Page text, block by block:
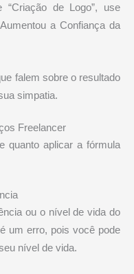
de Logo”, use
a Confiança da
falem sobre o resultado
simpatia.
Freelancer
quanto aplicar a fórmula
ou o nível de vida do
um erro, pois você pode
nível de vida.